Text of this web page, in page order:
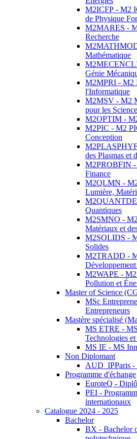
M2ICFP - M2
de Physique
M2MARES -
Recherche
Mathématique
Génie
M2MPRI - M2
l'Informatique
M2MSV - M2
pour les
M2OPTIM -
M2PIC - M2
Conception
des Plasmas et
M2PROBFIN -
Finance
M2QLMN -
Lumière,
Quantiques
M2SMNO -
Matériaux et
M2SOLIDS -
Solides
M2TRADD -
M2WAPE -
Pollution et
Master of Science
MSc
Entrepreneurs
Mastère spécialisé
MS ETRE -
Technologies
MS IE - MS
Non Diplomant
AUD_IPParis
Programme d'échange
EuroteQ -
PEI -
internationaux
Catalogue 2024 - 2025
Bachelor
BX - Bachelor